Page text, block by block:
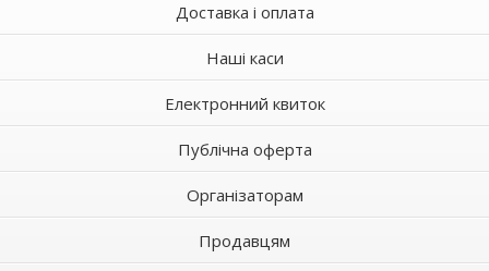
Доставка і оплата
Наші каси
Електронний квиток
Публічна оферта
Організаторам
Продавцям